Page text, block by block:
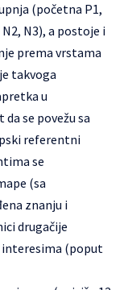
(početna P1,
N2, N3), a postoje i
prema vrstama
takvoga
u
se povežu sa
referentni
se
(sa
znanju i
drugačije
interesima (poput